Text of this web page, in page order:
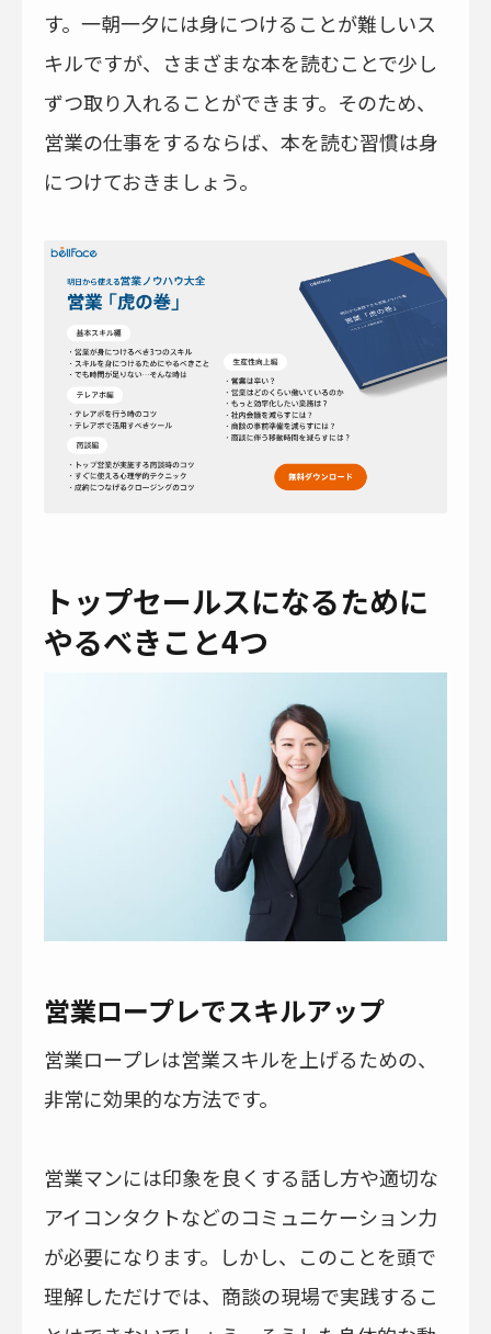
す。一朝一夕には身につけることが難しいス
キルですが、さまざまな本を読むことで少し
ずつ取り入れることができます。そのため、
営業の仕事をするならば、本を読む習慣は身
につけておきましょう。
トップセールスになるために
やるべきこと4つ
営業ロープレでスキルアップ
営業ロープレは営業スキルを上げるための、
非常に効果的な方法です。
営業マンには印象を良くする話し方や適切な
アイコンタクトなどのコミュニケーション力
が必要になります。しかし、このことを頭で
理解しただけでは、商談の現場で実践するこ